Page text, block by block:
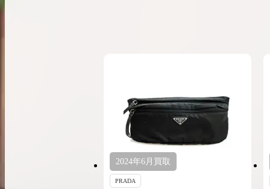
2024年6月 買取
PRADA